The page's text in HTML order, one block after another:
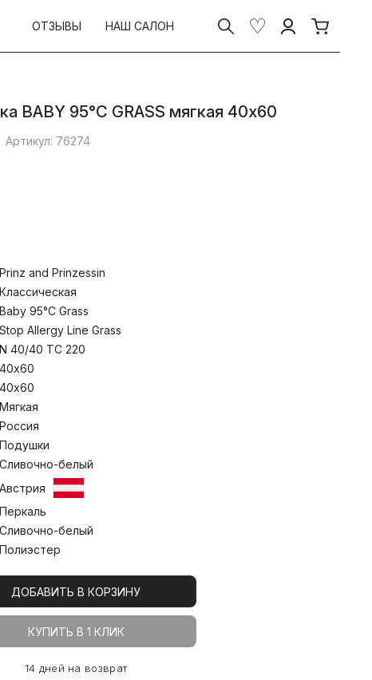
ОТЗЫВЫ НАШ САЛОН
BABY 95°C GRASS мягкая 40х60
Артикул: 76274
коллекции BABY 95°C GRASS
требованиями к чистоте и
принадлежностей. Ткань изделий
а наполнитель – 4-L волокна.
полое волокно эффективно
клещей, бактерий и грибков.
обладают высокой
сохранение структуры и
после многократных стирок. Стирка
Prinz and Prinzessin
Классическая
Baby 95°C Grass
Stop Allergy Line Grass
N 40/40 TC 220
40х60
40х60
Мягкая
Россия
Подушки
Сливочно-белый
Австрия
Перкаль
Сливочно-белый
Полиэстер
ДОБАВИТЬ В КОРЗИНУ
КУПИТЬ В 1 КЛИК
14 дней на возврат